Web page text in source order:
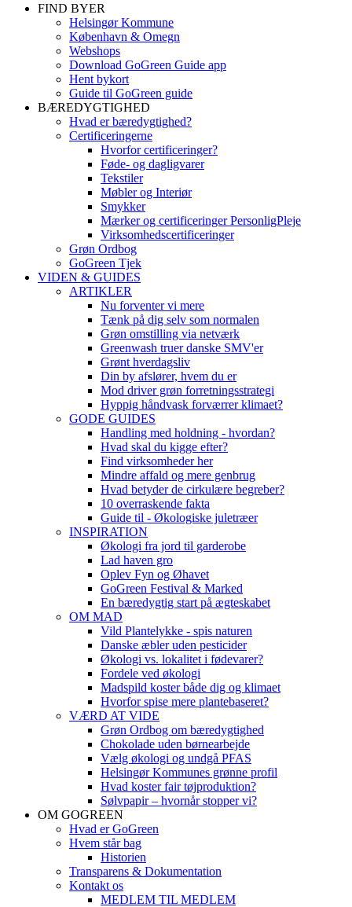
FIND BYER
Helsingør Kommune
København & Omegn
Webshops
Download GoGreen Guide app
Hent bykort
Guide til GoGreen guide
BÆREDYGTIGHED
Hvad er bæredygtighed?
Certificeringerne
Hvorfor certificeringer?
Føde- og dagligvarer
Tekstiler
Møbler og Interiør
Smykker
Mærker og certificeringer PersonligPleje
Virksomhedscertificeringer
Grøn Ordbog
GoGreen Tjek
VIDEN & GUIDES
ARTIKLER
Nu forventer vi mere
Tænk på dig selv som normalen
Grøn omstilling via netværk
Greenwash truer danske SMV'er
Grønt hverdagsliv
Din by afslører, hvem du er
Mod driver grøn forretningsstrategi
Hyppig håndvask forværrer klimaet?
GODE GUIDES
Handling med holdning - hvordan?
Hvad skal du kigge efter?
Find virksomheder her
Mindre affald og mere genbrug
Hvad betyder de cirkulære begreber?
10 overraskende fakta
Guide til - Økologiske juletræer
INSPIRATION
Økologi fra jord til garderobe
Lad haven gro
Oplev Fyn og Øhavet
GoGreen Festival & Marked
En bæredygtig start på ægteskabet
OM MAD
Vild Plantelykke - spis naturen
Danske æbler uden pesticider
Økologi vs. lokalitet i fødevarer?
Fordele ved økologi
Madspild koster både dig og klimaet
Hvorfor spise mere plantebaseret?
VÆRD AT VIDE
Grøn Ordbog om bæredygtighed
Chokolade uden børnearbejde
Vælg økologi og undgå PFAS
Helsingør Kommunes grønne profil
Hvad koster fair tøjproduktion?
Sølvpapir – hvornår stopper vi?
OM GOGREEN
Hvad er GoGreen
Hvem står bag
Historien
Transparens & Dokumentation
Kontakt os
MEDLEM TIL MEDLEM